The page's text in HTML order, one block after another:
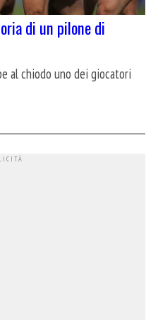
di un pilone di
al chiodo uno dei giocatori